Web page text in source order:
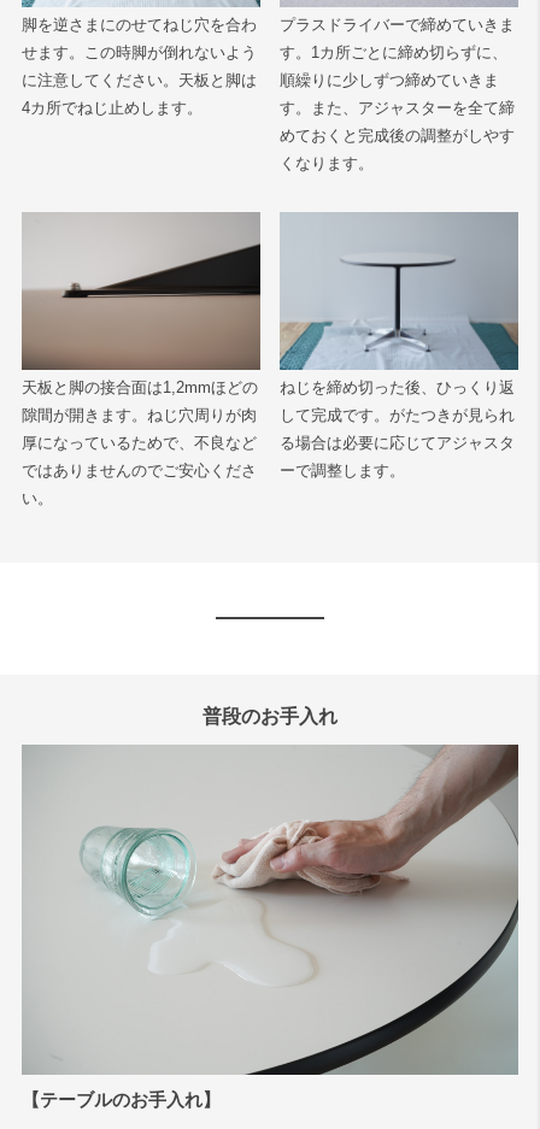
脚を逆さまにのせてねじ穴を合わ
せます。この時脚が倒れないよう
に注意してください。天板と脚は
4カ所でねじ止めします。
プラスドライバーで締めていきま
す。1カ所ごとに締め切らずに、
順繰りに少しずつ締めていきま
す。また、アジャスターを全て締
めておくと完成後の調整がしやす
くなります。
天板と脚の接合面は1,2mmほどの
隙間が開きます。ねじ穴周りが肉
厚になっているためで、不良など
ではありませんのでご安心くださ
い。
ねじを締め切った後、ひっくり返
して完成です。がたつきが見られ
る場合は必要に応じてアジャスタ
ーで調整します。
普段のお手入れ
【テーブルのお手入れ】